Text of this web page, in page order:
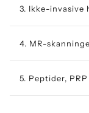
3. Ikke-
4. MR-
5. Peptider,